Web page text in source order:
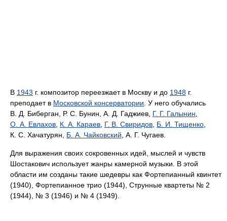
В 1943 г. композитор переезжает в Москву и до 1948 г.
преподает в Московской консерватории . У него обучались
В. Д. Биберган, Р. С. Бунин, А. Д. Гаджиев, Г. Г. Галынин
О. А. Евлахов К. А. Караев Г. В. Свиридов Б. И. Тищенко
К. С. Хачатурян, Б. А. Чайковский , А. Г. Чугаев.
Для выражения своих сокровенных идей, мыслей и чувств
Шостакович использует жанры камерной музыки. В этой
области им созданы такие шедевры как Фортепианный квинтет
(1940), Фортепианное трио (1944), Струнные квартеты № 2
(1944), № 3 (1946) и № 4 (1949).